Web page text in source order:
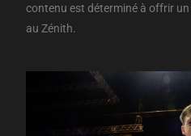
contenu est déterminé à offrir
au Zénith.